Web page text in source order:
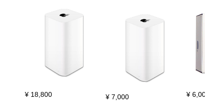
¥ 18,800 ¥ 7,000 ¥ 6,000